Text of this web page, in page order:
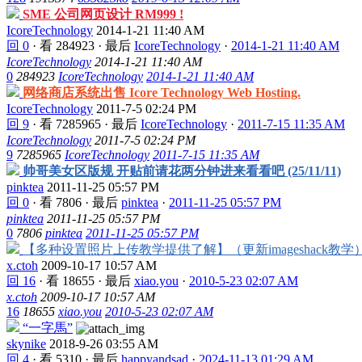
SME 公司网页设计 RM999 !
IcoreTechnology 2014-1-21 11:40 AM
回 0 · 看 284923 · 最后 IcoreTechnology · 2014-1-21 11:40 AM
IcoreTechnology 2014-1-21 11:40 AM
0 284923 IcoreTechnology 2014-1-21 11:40 AM
网络商店系统出售 Icore Technology Web Hosting.
IcoreTechnology 2011-7-5 02:24 PM
回 9 · 看 7285965 · 最后 IcoreTechnology · 2011-7-15 11:35 AM
IcoreTechnology 2011-7-5 02:24 PM
9 7285965 IcoreTechnology 2011-7-15 11:35 AM
帅哥美女区版规 开贴前请花两分钟进来看看吧 (25/11/11)
pinktea 2011-11-25 05:57 PM
回 0 · 看 7806 · 最后 pinktea · 2011-11-25 05:57 PM
pinktea 2011-11-25 05:57 PM
0 7806 pinktea 2011-11-25 05:57 PM
【多种设置照片上传教学提供了解】（更新imageshack教学）
x.ctoh 2009-10-17 10:57 AM
回 16 · 看 18655 · 最后 xiao.you · 2010-5-23 02:07 AM
x.ctoh 2009-10-17 10:57 AM
16 18655 xiao.you 2010-5-23 02:07 AM
“一字馬”
skynike 2018-9-26 03:55 AM
回 4 · 看 5310 · 最后 happyandsad · 2024-11-13 01:29 AM